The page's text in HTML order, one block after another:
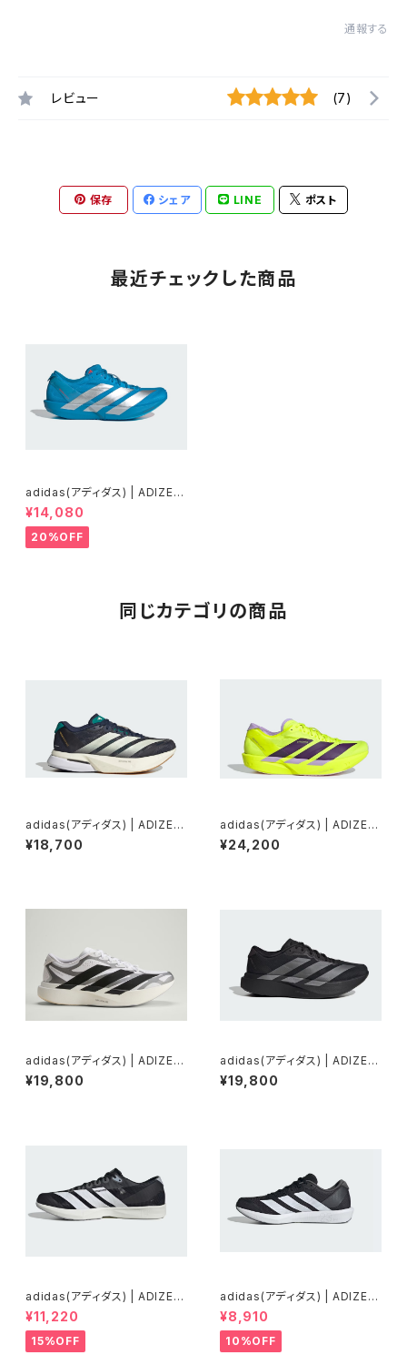
通報する
レビュー (7)
保存 シェア LINE ポスト
最近チェックした商品
adidas(アディダス) | ADIZER
O JAPAN 9W | シルバーメタリ
ック/シルバーメタリック/ルシッド
レッド | Women
¥14,080
20%OFF
同じカテゴリの商品
adidas(アディダス) | ADIZER
OBOSTON13M | Night indi
go/Wonderwhite/Equipme
¥18,700
adidas(アディダス) | ADIZER
OTAKUMISEN11 | Solaryell
ow/Auroraplum/Powderplu
¥24,200
adidas(アディダス) | ADIZER
O EVO SL EXO | Cloud Whit
e / Core Black / Iron Metall
¥19,800
adidas(アディダス) | ADIZER
O EVO SL WOVEN | Core Bl
ack / Iron Metallic / Core B
¥19,800
adidas(アディダス) | ADIZER
O RC 6 | Core Black / Clou
d White / Halo Silver | Unis
ex
¥11,220
15%OFF
adidas(アディダス) | ADIZER
O BK | Core Black / Cloud
White / Grey Five | Unisex
¥8,910
10%OFF